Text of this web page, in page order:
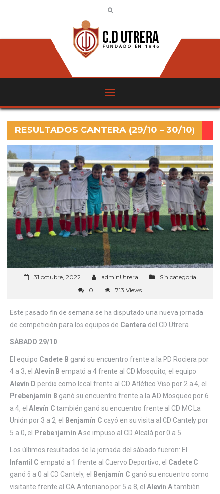
RESULTADOS CANTERA (29/10 – 30/10)
31 octubre, 2022 adminUtrera
Sin categoría
0
713 Views
Este pasado fin de semana se ha disputado una nueva jornada
de competición para los equipos de Cantera del CD Utrera
SÁBADO 29/10
El equipo Cadete B ganó su encuentro frente a la PD Rociera por
4 a 3, el Alevín B empató a 4 frente al CD Mosquito, el equipo
Alevín D perdió como local frente al CD Atlético Viso por 2 a 4, el
Prebenjamín B ganó su encuentro frente a la AD Mosqueo por 6
a 4, el Alevín C también ganó su encuentro frente al CD MC La
Unión por 3 a 2, el
Benjamín C cayó en su visita al CD Cantely por
5 a 0, el
Prebenjamín Ase impuso al CD Alcalá por 0 a 5.
Los últimos resultados de la jornada del sábado fueron: El
Infantil C empató a 1 frente al Cuervo Deportivo, el Cadete C
ganó 6 a 0 al CD Cantely, el
Benjamín C ganó su encuentro como
visitante frente al CA Antoniano por 5 a 8, el Alevín Atambién